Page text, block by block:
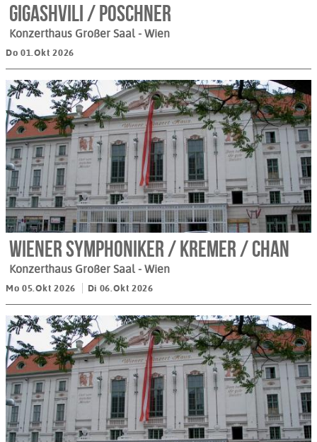
Gigashvili / Poschner
Konzerthaus Großer Saal - Wien
Do 01.Okt 2026
Wiener Symphoniker / Kremer / Chan
Konzerthaus Großer Saal - Wien
Mo 05.Okt 2026 Di 06.Okt 2026